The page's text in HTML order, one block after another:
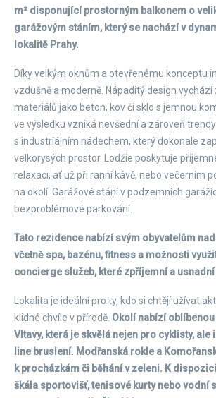
m² disponující prostorným balkonem o
garážovým stáním, který se nachází v
lokalitě Prahy.
Díky velkým oknům a otevřenému konceptu
vzdušně a moderně. Nápaditý design
materiálů jako beton, kov či sklo s jemnou
ve výsledku vzniká nevšední a zároveň
s industriálním nádechem, který dokonale
velkorysých prostor. Lodžie poskytuje
relaxaci, ať už při ranní kávě, nebo večerním
na okolí. Garážové stání v podzemních
bezproblémové parkování.
Tato rezidence nabízí svým obyvatelům
včetně spa, bazénu, fitness a možnosti
concierge služeb, které zpříjemní a
Lokalita je ideální pro ty, kdo si chtějí užívat
klidné chvíle v přírodě. Okolí nabízí
Vltavy, která je skvělá nejen pro cyklisty,
line bruslení. Modřanská rokle a
k procházkám či běhání v zeleni. K
škála sportovišť, tenisové kurty nebo vodní